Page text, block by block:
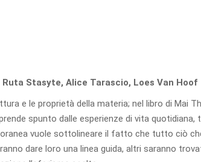
Ruta Stasyte, Alice Tarascio, Loes Van Hoof
e le proprietà della materia; nel libro di Mai
spunto dalle esperienze di vita quotidiana,
vuole sottolineare il fatto che tutto ciò
dare loro una linea guida, altri saranno